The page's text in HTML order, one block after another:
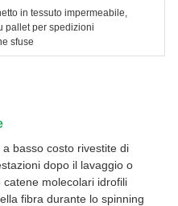
in tessuto impermeabile,
pallet per spedizioni
sfuse
basso costo rivestite di
dopo il lavaggio o
molecolari idrofili
fibra durante lo spinning